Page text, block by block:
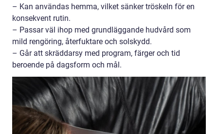
– Kan användas hemma, vilket sänker tröskeln för en
konsekvent rutin.
– Passar väl ihop med grundläggande hudvård som
mild rengöring, återfuktare och solskydd.
– Går att skräddarsy med program, färger och tid
beroende på dagsform och mål.